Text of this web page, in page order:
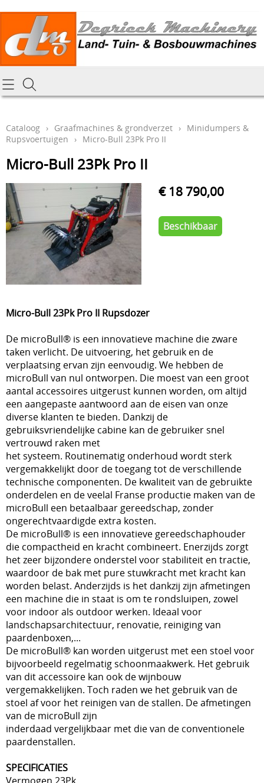
Homepagina
Tractoren & aanbouwdelen
Tuin- Park- & Bosbouwmachines
Graafmachines & grondverzet
Generatoren
Specifiek materiaal en actieproducten
Hoe online bestellen
Mijn bestelling laten leveren
Draai-en freeswerk
Onze Repairshop Diensten
Cataloog › Graafmachines & grondverzet › Minidumpers &
Rupsvoertuigen
› Micro-Bull 23Pk Pro II
Micro-Bull 23Pk Pro II
€ 18 790,00
Beschikbaar
Micro-Bull 23Pk Pro II Rupsdozer
De microBull® is een innovatieve machine die zware
taken verlicht. De uitvoering, het gebruik en de
verplaatsing ervan zijn eenvoudig. We hebben de
microBull van nul ontworpen. Die moest van een groot
aantal accessoires uitgerust kunnen worden, om altijd
een aangepaste aantwoord aan de eisen van onze
diverse klanten te bieden. Dankzij de
gebruiksvriendelijke cabine kan de gebruiker snel
vertrouwd raken met
het systeem. Routinematig onderhoud wordt sterk
vergemakkelijkt door de toegang tot de verschillende
technische componenten. De kwaliteit van de gebruikte
onderdelen en de veelal Franse productie maken van de
microBull een betaalbaar gereedschap, zonder
ongerechtvaardigde extra kosten.
De microBull® is een innovatieve gereedschaphouder
die compactheid en kracht combineert. Enerzijds zorgt
het zeer bijzondere onderstel voor stabiliteit en tractie,
waardoor de bak met pure stuwkracht met kracht kan
worden belast. Anderzijds is het dankzij zijn afmetingen
een machine die in staat is om te rondsluipen, zowel
voor indoor als outdoor werken. Ideaal voor
landschapsarchitectuur, renovatie, reiniging van
paardenboxen,...
De microBull® kan worden uitgerust met een stoel voor
bijvoorbeeld regelmatig schoonmaakwerk. Het gebruik
van dit accessoire kan ook de wijnbouw
vergemakkelijken. Toch raden we het gebruik van de
stoel af voor het reinigen van de stallen. De afmetingen
van de microBull zijn
inderdaad vergelijkbaar met die van de conventionele
paardenstallen.
SPECIFICATIES